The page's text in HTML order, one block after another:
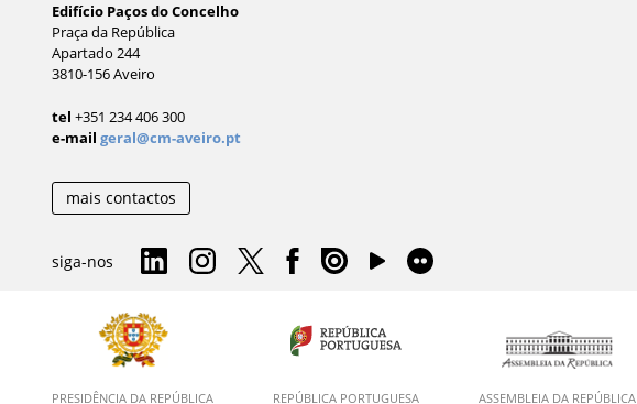
Edifício Paços do Concelho
Praça da República
Apartado 244
3810-156 Aveiro
tel +351 234 406 300
e-mail geral@cm-aveiro.pt
mais contactos
siga-nos
PRESIDÊNCIA DA REPÚBLICA REPÚBLICA PORTUGUESA ASSEMBLEIA DA REPÚBLICA